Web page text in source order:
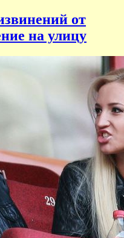
от
на улицу